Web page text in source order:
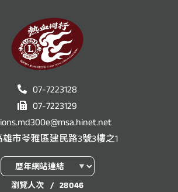
07-7223128
07-7223129
雄市苓雅區建民路3號3樓之1
瀏覽人次 / 28046